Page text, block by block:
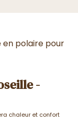
polaire pour
-
chaleur et confort